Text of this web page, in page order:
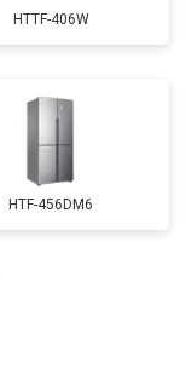
HTTF-406W
HTF-456DM6